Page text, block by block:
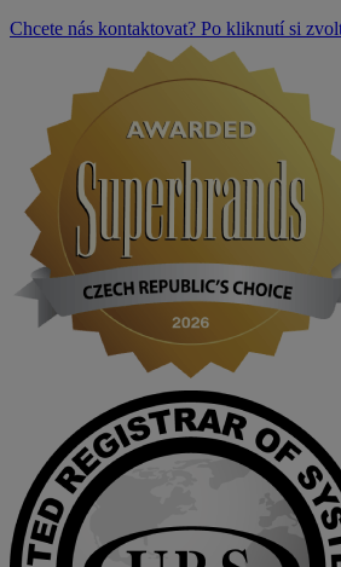
Chcete nás kontaktovat? Po kliknutí si